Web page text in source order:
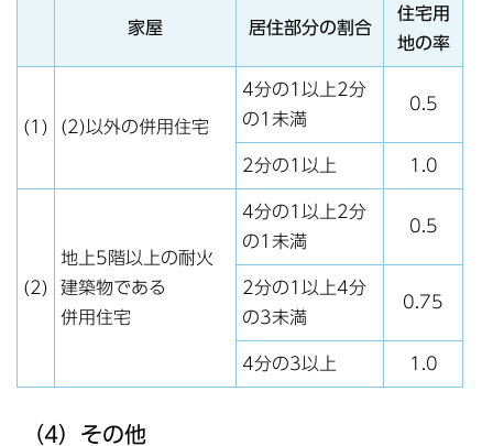
家屋 居住部分の割合
住宅用
地の率
(1) (2)以外の併用住宅
4分の1以上2分
の1未満
0.5
2分の1以上 1.0
(2)
地上5階以上の耐火
建築物である
併用住宅
4分の1以上2分
の1未満
0.5
2分の1以上4分
の3未満
0.75
4分の3以上 1.0
（4）その他